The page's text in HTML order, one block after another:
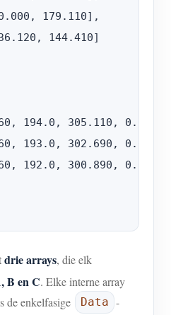
179.110],
144.410]
194.0, 305.110, 0.000,
193.0, 302.690, 0.000,
192.0, 300.890, 0.000,
drie arrays, die elk
B en C. Elke interne array
de enkelfasige
Data -